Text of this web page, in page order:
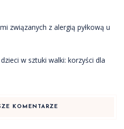
związanych z alergią pyłkową u
w sztuki walki: korzyści dla
KOMENTARZE